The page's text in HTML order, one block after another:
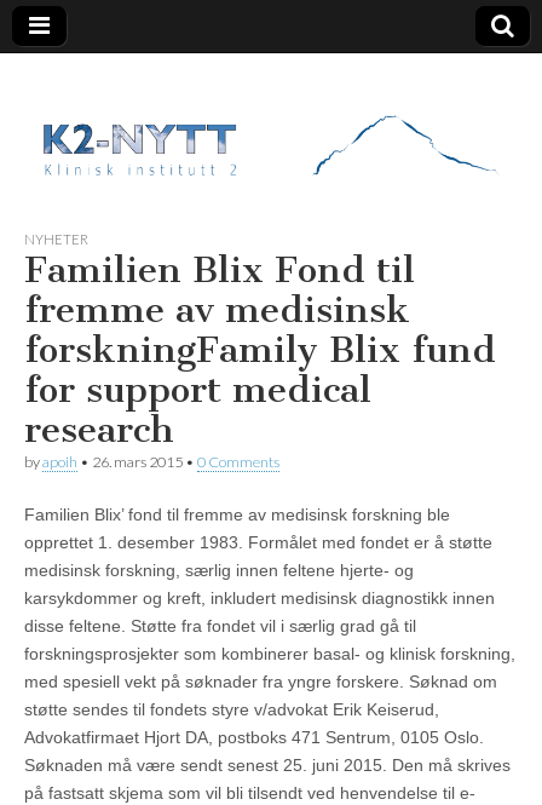
K2 Nytt
NYHETER
Familien Blix Fond til
fremme av medisinsk
forskningFamily Blix fund
for support medical
research
byapoih • 26. mars 2015 • 0 Comments
Familien Blix’ fond til fremme av medisinsk forskning ble
opprettet 1. desember 1983. Formålet med fondet er å støtte
medisinsk forskning, særlig innen feltene hjerte- og
karsykdommer og kreft, inkludert medisinsk diagnostikk innen
disse feltene. Støtte fra fondet vil i særlig grad gå til
forskningsprosjekter som kombinerer basal- og klinisk forskning,
med spesiell vekt på søknader fra yngre forskere. Søknad om
støtte sendes til fondets styre v/advokat Erik Keiserud,
Advokatfirmaet Hjort DA, postboks 471 Sentrum, 0105 Oslo.
Søknaden må være sendt senest 25. juni 2015. Den må skrives
på fastsatt skjema som vil bli tilsendt ved henvendelse til e-